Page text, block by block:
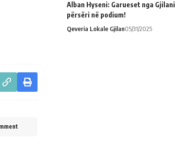
Alban Hyseni: Garueset nga Gjilani
përsëri në podium!
Qeveria Lokale Gjilan05/31/2025